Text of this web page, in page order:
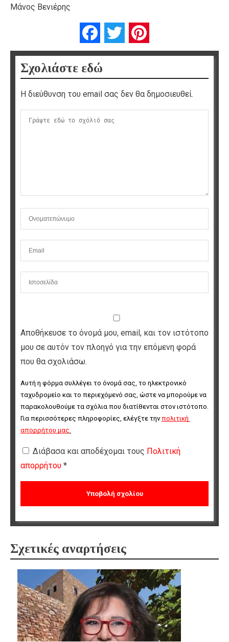
Μάνος Βενιέρης
FacebookTwitter
Σχολιάστε εδώ
Η διεύθυνση του email σας δεν θα δημοσιευθεί.
Αποθήκευσε το όνομά μου, email, και τον ιστότοπο
μου σε αυτόν τον πλοηγό για την επόμενη φορά
που θα σχολιάσω.
Αυτή η φόρμα συλλέγει το όνομά σας, το ηλεκτρονικό
ταχυδρομείο και το περιεχόμενό σας, ώστε να μπορούμε να
παρακολουθούμε τα σχόλια που διατίθενται στον ιστότοπο.
Για περισσότερες πληροφορίες, ελέγξτε την πολιτική
απορρήτου μας.
Διάβασα και αποδέχομαι τους Πολιτική
απορρήτου *
Σχετικές αναρτήσεις